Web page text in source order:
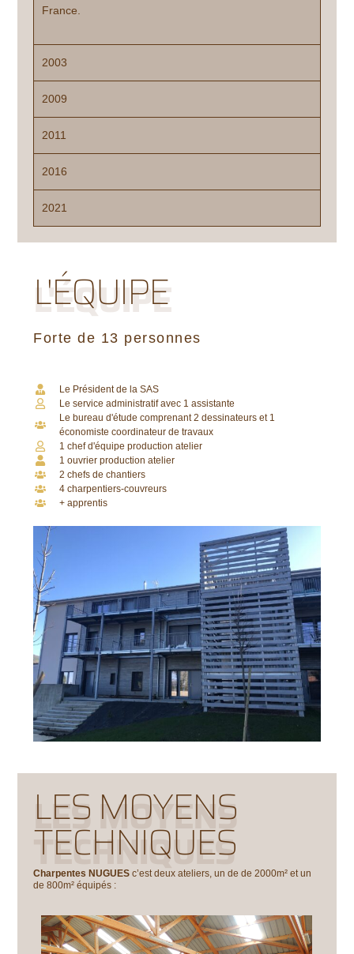
France.
2003
2009
2011
2016
2021
L'ÉQUIPE
L'ÉQUIPE
Forte de 13 personnes
Le Président de la SAS
Le service administratif avec 1 assistante
Le bureau d'étude comprenant 2 dessinateurs et 1
économiste coordinateur de travaux
1 chef d'équipe production atelier
1 ouvrier production atelier
2 chefs de chantiers
4 charpentiers-couvreurs
+ apprentis
LES MOYENS
TECHNIQUES
LES MOYENS
TECHNIQUES
Charpentes NUGUES c’est deux ateliers, un de de 2000m² et un
de 800m² équipés :